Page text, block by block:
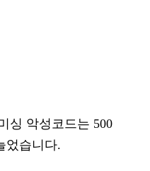
싱 악성코드는 500
었습니다.